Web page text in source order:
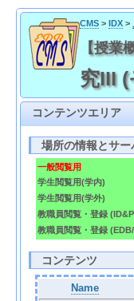
CMS> IDX>
【授業
究III
コンテンツエリア
場所の情報とサ
一般閲覧用
学生閲覧用(学内)
学生閲覧用(学外)
教職員閲覧・登録
教職員閲覧・登録
コンテンツ
Name